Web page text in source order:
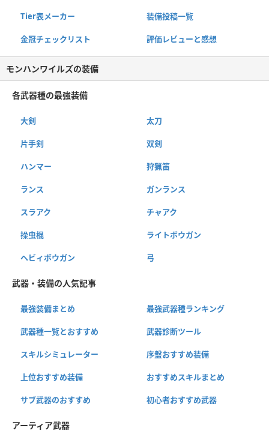
Tier表メーカー 装備投稿一覧
金冠チェックリスト 評価レビューと感想
モンハンワイルズの装備
各武器種の最強装備
大剣 太刀
片手剣 双剣
ハンマー 狩猟笛
ランス ガンランス
スラアク チャアク
操虫棍 ライトボウガン
ヘビィボウガン 弓
武器・装備の人気記事
最強装備まとめ 最強武器種ランキング
武器種一覧とおすすめ 武器診断ツール
スキルシミュレーター 序盤おすすめ装備
上位おすすめ装備 おすすめスキルまとめ
サブ武器のおすすめ 初心者おすすめ武器
アーティア武器